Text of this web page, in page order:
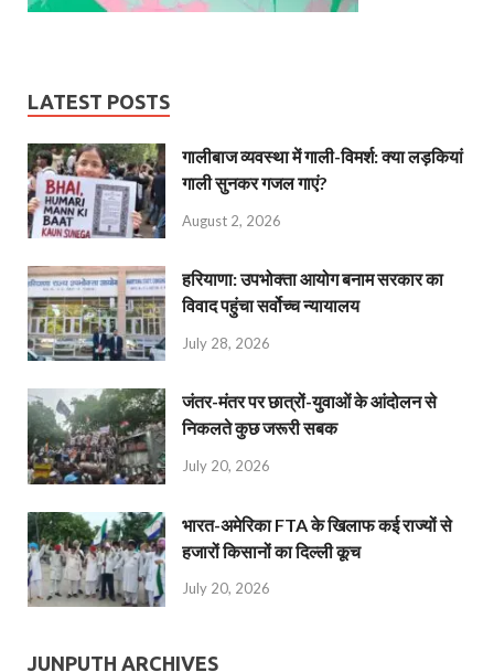
LATEST POSTS
गालीबाज व्‍यवस्‍था में गाली-विमर्श: क्या लड़कियां
गाली सुनकर गजल गाएं?
August 2, 2026
हरियाणा: उपभोक्ता आयोग बनाम सरकार का
विवाद पहुंचा सर्वोच्च न्यायालय
July 28, 2026
जंतर-मंतर पर छात्रों-युवाओं के आंदोलन से
निकलते कुछ जरूरी सबक
July 20, 2026
भारत-अमेरिका FTA के खिलाफ कई राज्यों से
हजारों किसानों का दिल्ली कूच
July 20, 2026
JUNPUTH ARCHIVES